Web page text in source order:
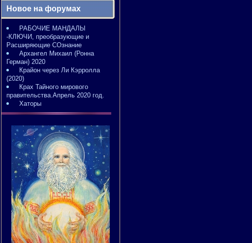
Новое на форумах
РАБОЧИЕ МАНДАЛЫ
-КЛЮЧИ, преобразующие и
Расширяющие СОзнание
Архангел Михаил (Ронна
Герман) 2020
Крайон через Ли Кэрролла
(2020)
Крах Тайного мирового
правительства.Апрель 2020 год.
Хаторы